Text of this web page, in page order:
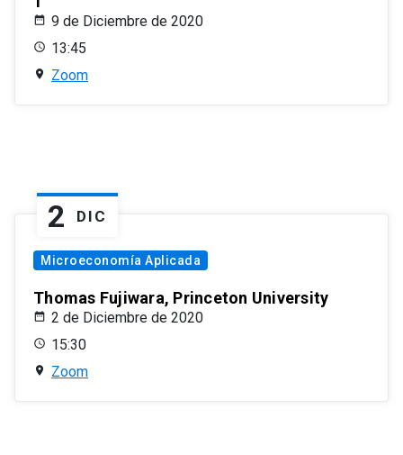
9 de Diciembre de 2020
13:45
Zoom
2 DIC
Microeconomía Aplicada
Thomas Fujiwara, Princeton University
2 de Diciembre de 2020
15:30
Zoom